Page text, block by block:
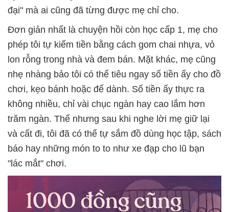
đại" mà ai cũng đã từng được mẹ chỉ cho.
Đơn giản nhất là chuyện hồi còn học cấp 1, mẹ cho
phép tôi tự kiếm tiền bằng cách gom chai nhựa, vỏ
lon rỗng trong nhà và đem bán. Mặt khác, mẹ cũng
nhẹ nhàng bảo tôi có thể tiêu ngay số tiền ấy cho đồ
chơi, kẹo bánh hoặc để dành. Số tiền ấy thực ra
không nhiều, chỉ vài chục ngàn hay cao lắm hơn
trăm ngàn. Thế nhưng sau khi nghe lời mẹ giữ lại
và cất đi, tôi đã có thể tự sắm đồ dùng học tập, sách
báo hay những món to to như xe đạp cho lũ bạn
"lác mắt" chơi.